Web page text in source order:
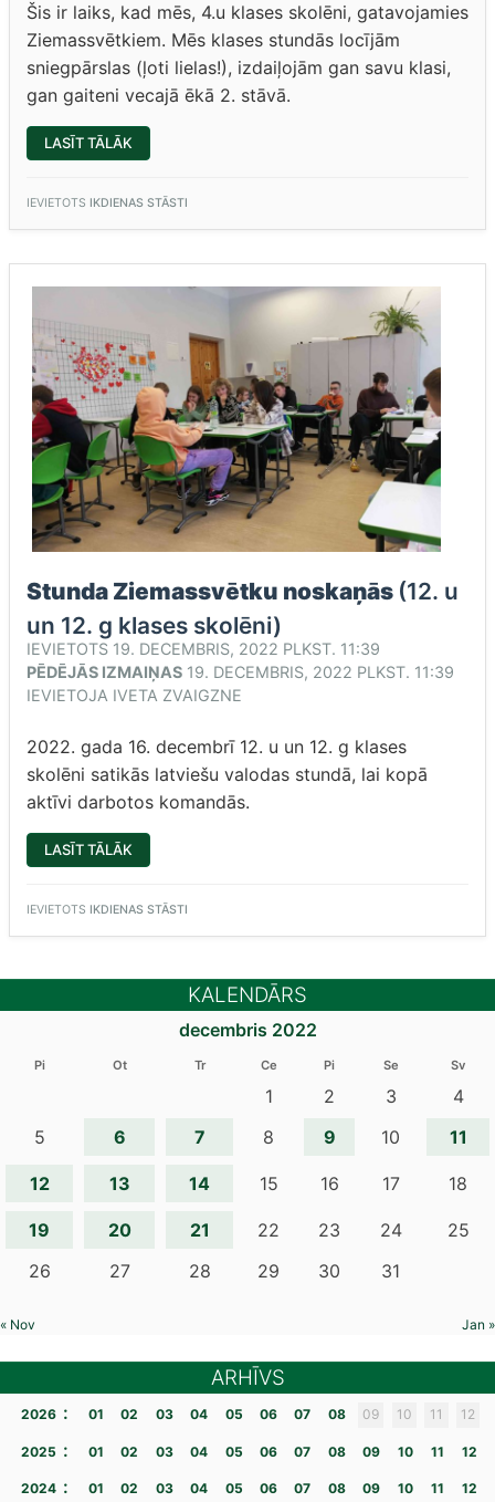
Šis ir laiks, kad mēs, 4.u klases skolēni, gatavojamies
Ziemassvētkiem. Mēs klases stundās locījām
sniegpārslas (ļoti lielas!), izdaiļojām gan savu klasi,
gan gaiteni vecajā ēkā 2. stāvā.
LASĪT TĀLĀK
GAIDOT
4.U
SKOLNIEKS)”
IEVIETOTS IKDIENAS STĀSTI
Stunda Ziemassvētku noskaņās (12. u
un 12. g klases skolēni)
IEVIETOTS 19. DECEMBRIS, 2022 PLKST. 11:39
PĒDĒJĀS IZMAIŅAS 19. DECEMBRIS, 2022 PLKST. 11:39
IEVIETOJA IVETA ZVAIGZNE
2022. gada 16. decembrī 12. u un 12. g klases
skolēni satikās latviešu valodas stundā, lai kopā
aktīvi darbotos komandās.
LASĪT TĀLĀK
ZIEMASSVĒTKU
U
12.
SKOLĒNI)”
IEVIETOTS IKDIENAS STĀSTI
KALENDĀRS
decembris 2022
Pi Ot Tr Ce Pi Se Sv
1 2 3
4
5
6 7 8 9 10 11
12 13 14 15 16 17 18
19 20 21 22 23 24
25
26
27 28 29 30 31
« Nov Jan »
ARHĪVS
2026 : 01 02 03 04 05 06 07 08 09 10 11 12
2025 : 01 02 03 04 05 06 07 08 09 10 11 12
2024 : 01 02 03 04 05 06 07 08 09 10 11 12